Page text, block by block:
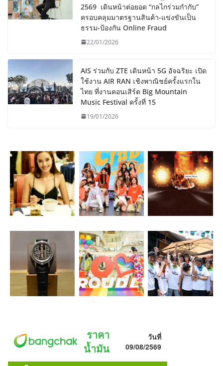
2569 เดินหน้าต่อยอด “กลไกร่วมกำกับ”
ครอบคลุมมาตรฐานสินค้า-แข่งขันเป็น
ธรรม-ป้องกัน Online Fraud
22/01/2026
AIS ร่วมกับ ZTE เดินหน้า 5G อัจฉริยะ เปิด
ใช้งาน AIR RAN เชิงพาณิชย์ครั้งแรกใน
ไทย ที่งานคอนเสิร์ต Big Mountain
Music Festival ครั้งที่ 15
19/01/2026